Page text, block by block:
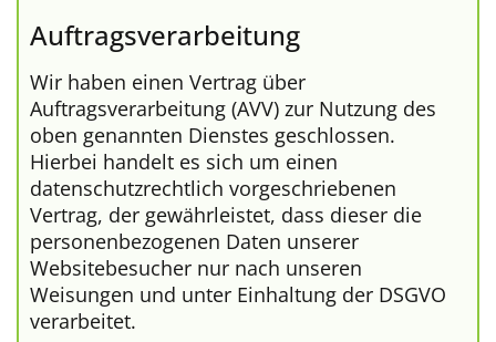
Auftragsverarbeitung
Wir haben einen Vertrag über
Auftragsverarbeitung (AVV) zur Nutzung des
oben genannten Dienstes geschlossen.
Hierbei handelt es sich um einen
datenschutzrechtlich vorgeschriebenen
Vertrag, der gewährleistet, dass dieser die
personenbezogenen Daten unserer
Websitebesucher nur nach unseren
Weisungen und unter Einhaltung der DSGVO
verarbeitet.